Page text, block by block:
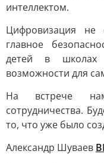
интеллектом.
Цифровизация не
главное
детей в школах
возможности для
На встрече
сотрудничества.
то, что уже было
Александр Шуваев